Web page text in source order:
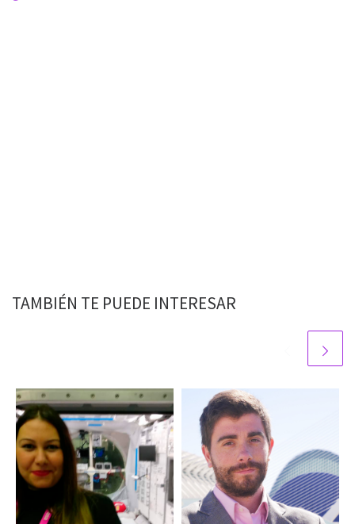
TAMBIÉN TE PUEDE INTERESAR